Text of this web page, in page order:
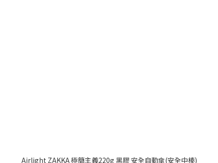
Airlight ZAKKA 極簡主義220g 黑膠 安全自動傘(安全中棒)